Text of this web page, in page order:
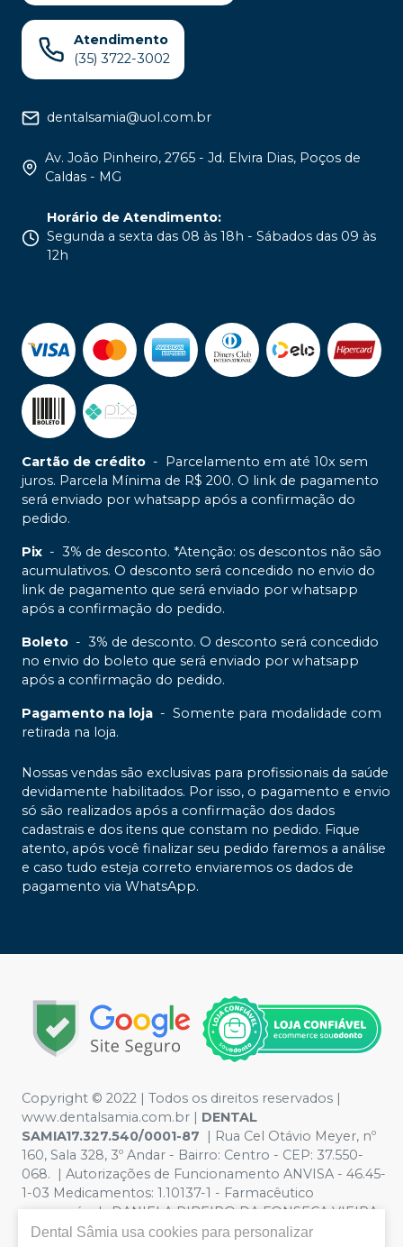
Atendimento
(35) 3722-3002
dentalsamia@uol.com.br
Av. João Pinheiro, 2765 - Jd. Elvira Dias, Poços de
Caldas - MG
Horário de Atendimento:
Segunda a sexta das 08 às 18h - Sábados das 09 às
12h
Cartão de crédito -
Parcelamento em até 10x sem
juros. Parcela Mínima de R$ 200. O link de pagamento
será enviado por whatsapp após a confirmação do
pedido.
Pix - 3% de desconto. *Atenção: os descontos não são
acumulativos. O desconto será concedido no envio do
link de pagamento que será enviado por whatsapp
após a confirmação do pedido.
Boleto - 3% de desconto. O desconto será concedido
no envio do boleto que será enviado por whatsapp
após a confirmação do pedido.
Pagamento na loja - Somente para modalidade com
retirada na loja.
Nossas vendas são exclusivas para profissionais da saúde
devidamente habilitados. Por isso, o pagamento e envio
só são realizados após a confirmação dos dados
cadastrais e dos itens que constam no pedido. Fique
atento, após você finalizar seu pedido faremos a análise
e caso tudo esteja correto enviaremos os dados de
pagamento via WhatsApp.
Copyright © 2022 | Todos os direitos reservados |
www.dentalsamia.com.br | DENTAL
SAMIA17.327.540/0001-87 | Rua Cel Otávio Meyer, nº
160, Sala 328, 3º Andar - Bairro: Centro - CEP: 37.550-
068. | Autorizações de Funcionamento ANVISA - 46.45-
1-03 Medicamentos: 1.10137-1 - Farmacêutico
responsável: DANIELA RIBEIRO DA FONSECA VIEIRA
CRF/MG nº 11.401 | Política de Privacidade e Segurança -
Dental Sâmia usa cookies para personalizar